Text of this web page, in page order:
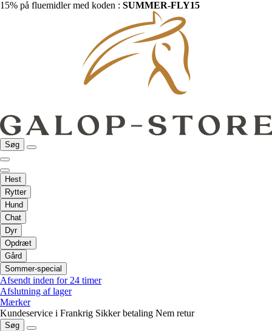
15% på fluemidler med koden : SUMMER-FLY15
Søg
Hest
Rytter
Hund
Chat
Dyr
Opdræt
Gård
Sommer-special
Afsendt inden for 24 timer
Afslutning af lager
Mærker
Kundeservice i Frankrig Sikker betaling Nem retur
Søg